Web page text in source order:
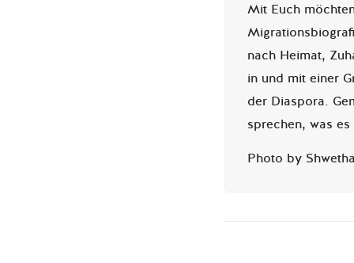
Mit Euch
nach Heimat,
in und mit einer
der Diaspora.
sprechen, was
Photo by